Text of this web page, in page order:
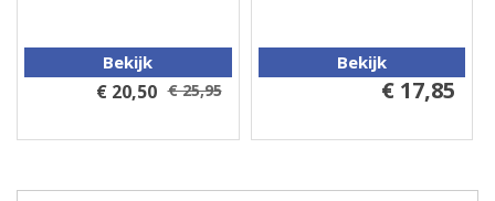
Bekijk
€ 20,50 € 25,95
Bekijk
€ 17,85